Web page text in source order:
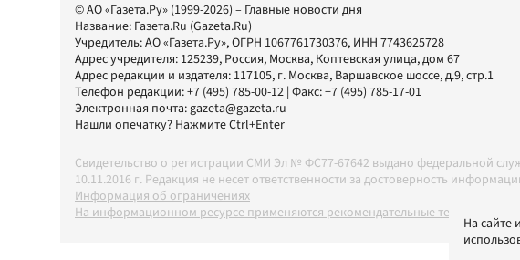
© АО «Газета.Ру» (1999-2026) – Главные новости дня
Название: Газета.Ru (Gazeta.Ru)
Учредитель:АО «Газета.Ру», ОГРН 1067761730376, ИНН 7743625728
Адрес учредителя: 125239, Россия, Москва, Коптевская улица, дом 67
Адрес редакции и издателя: 117105, г. Москва, Варшавское шоссе, д.9, стр.1
Телефон редакции:+7 (495) 785-00-12 | Факс:+7 (495) 785-17-01
Электронная почта:gazeta@gazeta.ru
Нашли опечатку? Нажмите Ctrl+Enter
Свидетельство о регистрации СМИ Эл № ФС77-67642 выдано федеральной
10.11.2016 г. Редакция не несет ответственности за достоверность
Информация об ограничениях
На информационном ресурсе применяются рекомендательные технологии в
На сайте